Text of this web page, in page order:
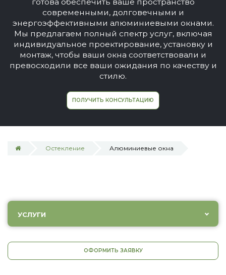
готова обеспечить ваше пространство
современными, долговечными и
энергоэффективными алюминиевыми окнами.
Мы предлагаем полный спектр услуг, включая
индивидуальное проектирование, установку и
монтаж, чтобы ваши окна соответствовали и
превосходили все ваши ожидания по качеству и
стилю.
ПОЛУЧИТЬ КОНСУЛЬТАЦИЮ
Остекление Алюминиевые окна
УСЛУГИ
ОФОРМИТЬ ЗАЯВКУ